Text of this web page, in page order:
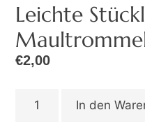
Leichte
€2,00
In den